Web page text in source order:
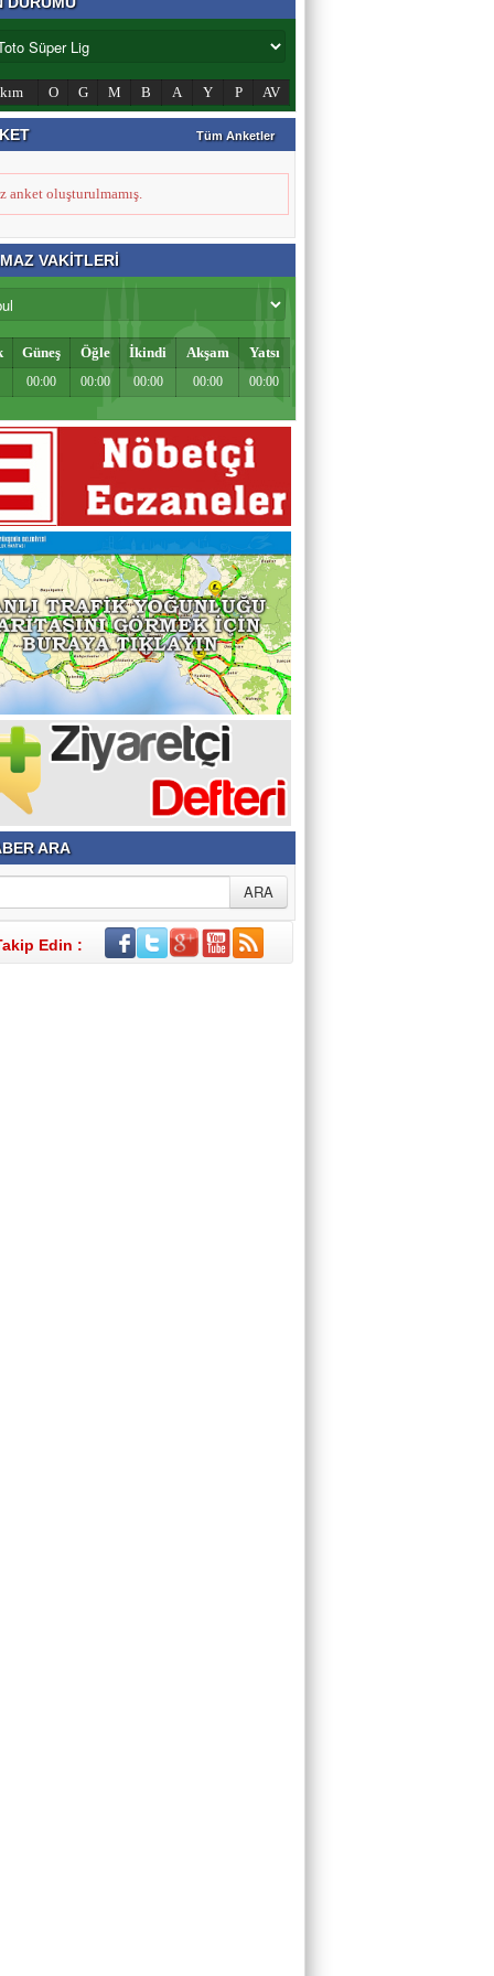
Zahid Medeni
Şehir ve Aile Şurasının Düşündürdükleri (2)
Bir İnsanlık Mektebi: Tosya Yaren Kültürü
O G M B A Y P AV
Tüm Anketler
anket oluşturulmamış.
VAKİTLERİ
Güneş Öğle İkindi Akşam Yatsı
00:00 00:00 00:00 00:00 00:00
ARA
Edin :